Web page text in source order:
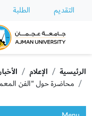
التقديم الطلبة
University
الرئيسية الإعلام
محاضرة حول "الفن